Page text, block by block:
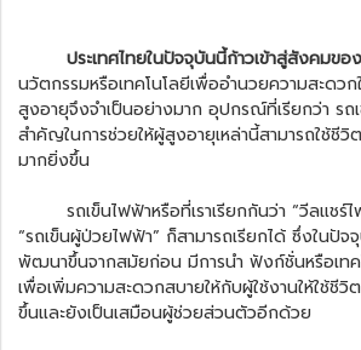
ประเทศไทยในปัจจุบันนี้ก้าวเข้าสู่สังคมข
นวัตกรรมหรือเทคโนโลยีเพื่ออำนวยความสะดว
สูงอายุจึงจำเป็นอย่างมาก อุปกรณ์ที่เรียกว่า รถ
สำคัญในการช่วยให้ผู้สูงอายุเหล่านี้สามารถใช้ชี
มากยิ่งขึ้น
รถเข็นไฟฟ้าหรือที่เราเรียกกันว่า “วีลแชร์
“รถเข็นผู้ป่วยไฟฟ้า” ก็สามารถเรียกได้ ซึ่งในปัจ
พัฒนาขึ้นจากสมัยก่อน มีการนำ ฟังก์ชั่นหรือเทคโ
เพื่อเพิ่มความสะดวกสบายให้กับผู้ใช้งานให้ใช้ชีวิ
ขึ้นและยังเป็นเสมือนผู้ช่วยส่วนตัวอีกด้วย